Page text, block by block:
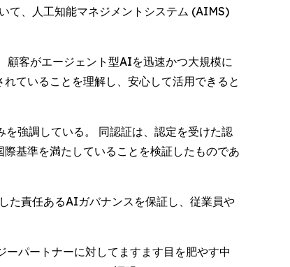
て、人工知能マネジメントシステム (AIMS)
顧客がエージェント型AIを迅速かつ大規模に
ていることを理解し、安心して活用できると
強調している。 同認証は、認定を受けた認
基準を満たしていることを検証したものであ
た責任あるAIガバナンスを保証し、従業員や
パートナーに対してますます目を肥やす中